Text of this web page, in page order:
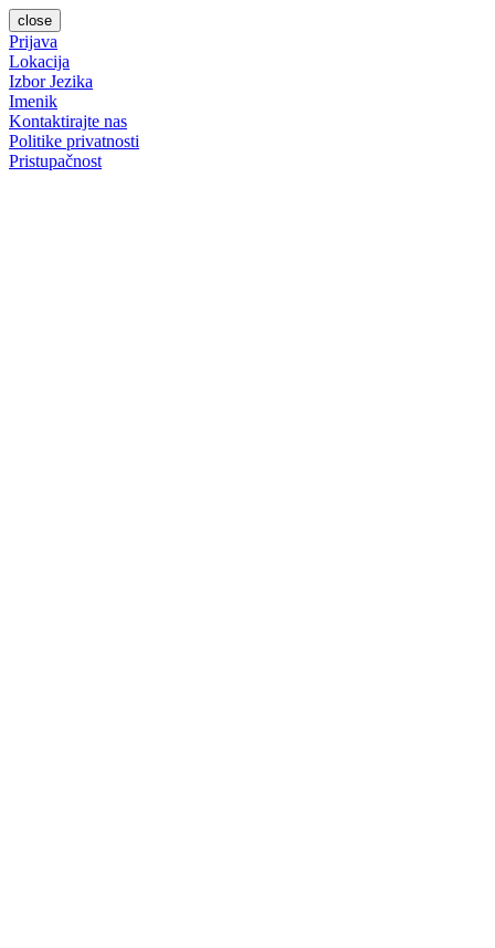
close
Prijava
Lokacija
Izbor Jezika
Imenik
Kontaktirajte nas
Politike privatnosti
Pristupačnost